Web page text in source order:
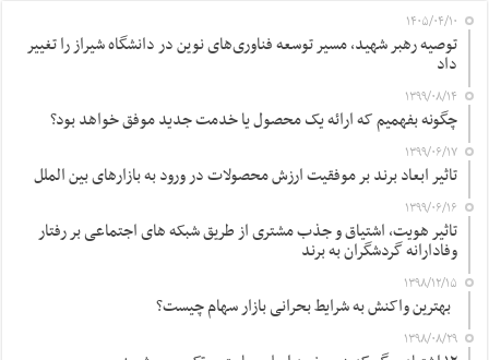
۱۴۰۵/۰۴/۱۰
توصیه رهبر شهید، مسیر توسعه فناوری‌های نوین در دانشگاه شیراز را تغییر
داد
۱۳۹۹/۰۸/۱۴
چگونه بفهمیم که ارائه یک محصول یا خدمت جدید موفق خواهد بود؟
۱۳۹۹/۰۶/۱۷
تاثیر ابعاد برند بر موفقیت ارزش محصولات در ورود به بازارهای بین الملل
۱۳۹۹/۰۶/۱۶
تاثیر هویت، اشتیاق و جذب مشتری از طریق شبکه های اجتماعی بر رفتار
وفادارانه گردشگران به برند
۱۳۹۸/۱۲/۱۵
بهترین واکنش به شرایط بحرانی بازار سهام چیست؟
۱۳۹۸/۰۸/۲۹